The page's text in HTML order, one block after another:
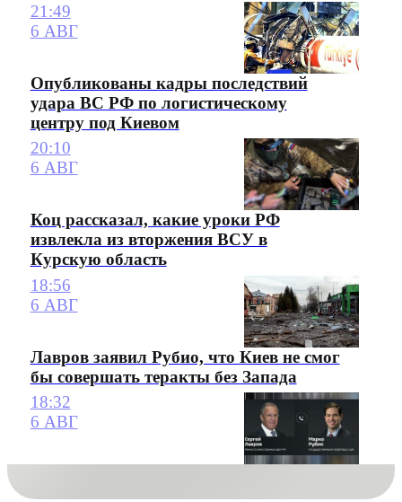
21:49
6 АВГ
Опубликованы кадры последствий
удара ВС РФ по логистическому
центру под Киевом
20:10
6 АВГ
Коц рассказал, какие уроки РФ
извлекла из вторжения ВСУ в
Курскую область
18:56
6 АВГ
Лавров заявил Рубио, что Киев не смог
бы совершать теракты без Запада
18:32
6 АВГ